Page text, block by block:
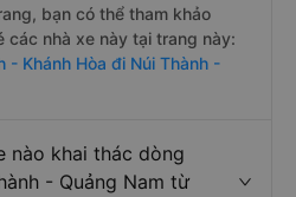
bạn có thể tham khảo
các nhà xe này tại trang này:
- Khánh Hòa đi Núi Thành -
nào khai thác dòng
- Quảng Nam từ